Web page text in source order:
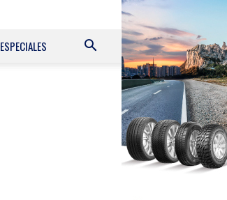
ESPECIALES